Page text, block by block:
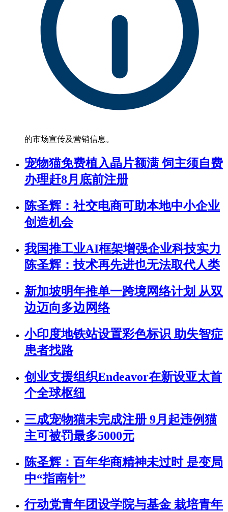
的市场宣传及营销信息。
宠物猫免费植入晶片额满 饲主须自费
办理赶8月底前注册
陈圣辉：社交电商可助本地中小企业
创造机会
我国推工业AI框架增强企业科技实力
陈圣辉：技术再先进也无法取代人类
新加坡明年推单一跨境网络计划 从双
边迈向多边网络
小印度地铁站设置彩色标识 助失智症
患者找路
创业支援组织Endeavor在新设亚太首
个全球枢纽
三成宠物猫未完成注册 9月起违例猫
主可被罚最多5000元
陈圣辉：百年华商精神未过时 是变局
中“指南针”
行动党青年团设学院与基金 栽培青年